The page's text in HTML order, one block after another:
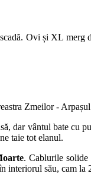
Ovi și XL
Zmeilor -
dar vântul bate cu
taie tot elanul.
. Cablurile solide
interiorul său, cam la